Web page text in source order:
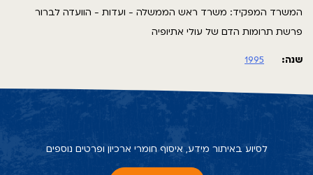
המשרד המפקיד: משרד ראש הממשלה - ועדות - הוועדה לברור
פרשת תרומות הדם של עולי אתיופיה
שנה: 1995
לסיוע באיתור מידע, איסוף חומרי ארכיון ופרטים נוספים